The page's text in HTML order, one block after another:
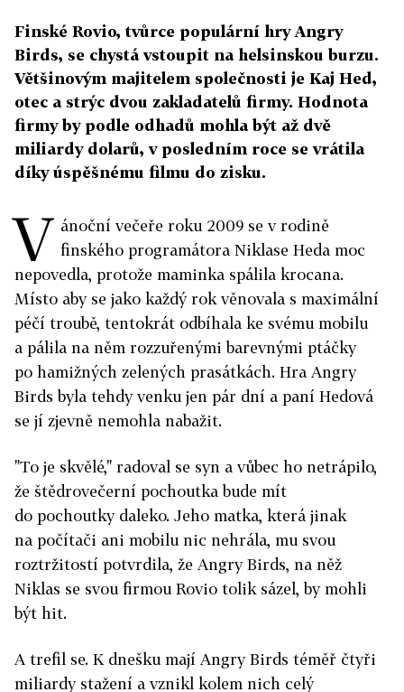
Finské Rovio, tvůrce populární hry Angry
Birds, se chystá vstoupit na helsinskou burzu.
Většinovým majitelem společnosti je Kaj Hed,
otec a strýc dvou zakladatelů firmy. Hodnota
firmy by podle odhadů mohla být až dvě
miliardy dolarů, v posledním roce se vrátila
díky úspěšnému filmu do zisku.
V ánoční večeře roku 2009 se v rodině
finského programátora Niklase Heda moc
nepovedla, protože maminka spálila krocana.
Místo aby se jako každý rok věnovala s maximální
péčí troubě, tentokrát odbíhala ke svému mobilu
a pálila na něm rozzuřenými barevnými ptáčky
po hamižných zelených prasátkách. Hra Angry
Birds byla tehdy venku jen pár dní a paní Hedová
se jí zjevně nemohla nabažit.
"To je skvělé," radoval se syn a vůbec ho netrápilo,
že štědrovečerní pochoutka bude mít
do pochoutky daleko. Jeho matka, která jinak
na počítači ani mobilu nic nehrála, mu svou
roztržitostí potvrdila, že Angry Birds, na něž
Niklas se svou firmou Rovio tolik sázel, by mohli
být hit.
A trefil se. K dnešku mají Angry Birds téměř čtyři
miliardy stažení a vznikl kolem nich celý